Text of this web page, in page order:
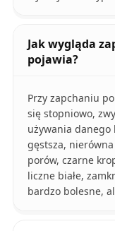
Jak wygląda
pojawia?
Przy zapchaniu
się stopniowo,
używania danego
gęstsza,
porów, czarne
liczne białe,
bardzo bolesne,